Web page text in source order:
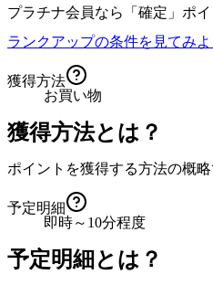
プラチナ会員なら
「確定」 ポ
ランクアップの条件を見てみよ
獲得方法
お買い物
獲得方法とは？
ポイントを獲得する方法の概略
予定明細
即時～10分程度
予定明細とは？